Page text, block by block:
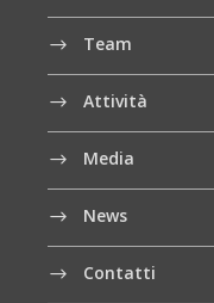
Team
Attività
Media
News
Contatti